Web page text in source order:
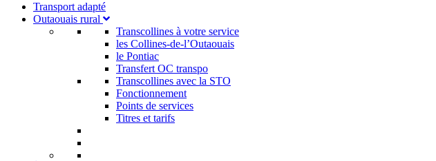
Transport adapté
Outaouais rural
Transcollines à votre service​
les Collines-de-l’Outaouais​
le Pontiac​
Transfert OC transpo
Transcollines avec la STO
Fonctionnement
Points de services
Titres et tarifs